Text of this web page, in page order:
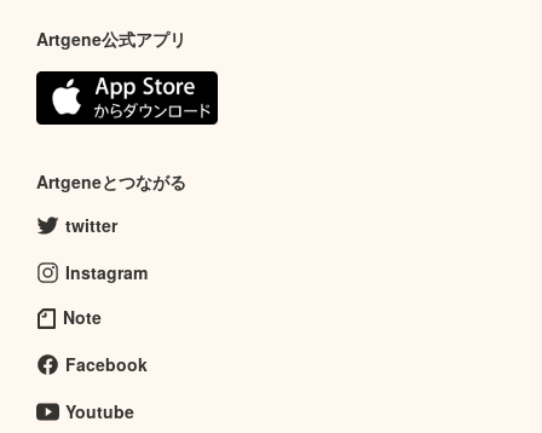
Artgene公式アプリ
Artgeneとつながる
twitter
Instagram
Note
Facebook
Youtube